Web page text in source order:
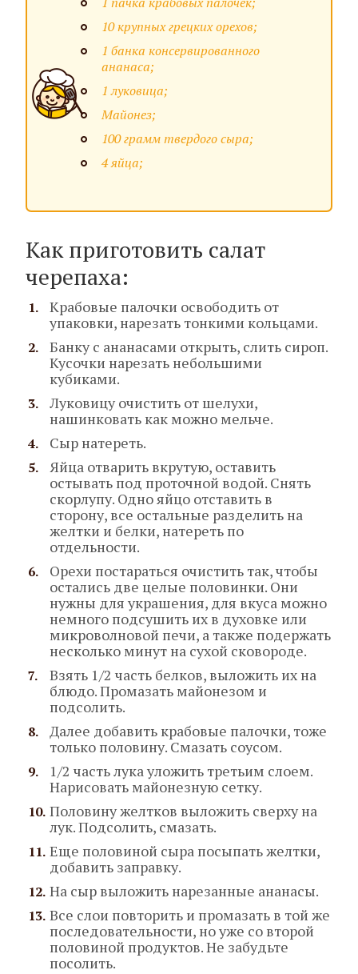
10 крупных грецких орехов;
1 банка консервированного
ананаса;
1 луковица;
Майонез;
100 грамм твердого сыра;
4 яйца;
Как приготовить салат
черепаха:
Крабовые палочки освободить от
упаковки, нарезать тонкими кольцами.
Банку с ананасами открыть, слить сироп.
Кусочки нарезать небольшими
кубиками.
Луковицу очистить от шелухи,
нашинковать как можно мельче.
Сыр натереть.
Яйца отварить вкрутую, оставить
остывать под проточной водой. Снять
скорлупу. Одно яйцо отставить в
сторону, все остальные разделить на
желтки и белки, натереть по
отдельности.
Орехи постараться очистить так, чтобы
остались две целые половинки. Они
нужны для украшения, для вкуса можно
немного подсушить их в духовке или
микроволновой печи, а также подержать
несколько минут на сухой сковороде.
Взять 1/2 часть белков, выложить их на
блюдо. Промазать майонезом и
подсолить.
Далее добавить крабовые палочки, тоже
только половину. Смазать соусом.
1/2 часть лука уложить третьим слоем.
Нарисовать майонезную сетку.
Половину желтков выложить сверху на
лук. Подсолить, смазать.
Еще половиной сыра посыпать желтки,
добавить заправку.
На сыр выложить нарезанные ананасы.
Все слои повторить и промазать в той же
последовательности, но уже со второй
половиной продуктов. Не забудьте
посолить.